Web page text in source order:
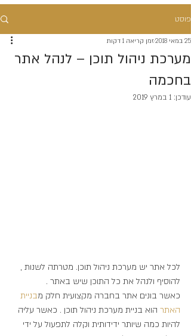
פוסט
מערכת ניהול תוכן – לנהל אתר
בחכמה
25 במאי 2018 זמן קריאה 1 דקות
עודכן: 1 במרץ 2019
לכל אתר יש מערכת ניהול תוכן. מטרתה לשנות ,
להוסיף ולנהל את כל התוכן שיש באתר .
כאשר בונים אתר בחברה מקצועית חלק מבניית
האתר הוא בניית מערכת ניהול תוכן . כאשר עליה
להיות כמה שיותר ידידותית וקלה לתפעול על ידי